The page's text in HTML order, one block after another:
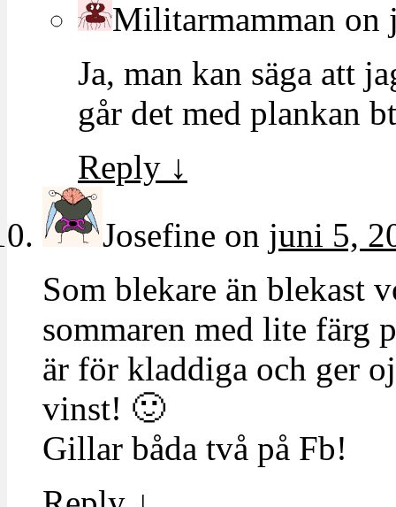
Militarmamman on
Ja, man kan säga att
går det med plankan
Reply ↓
Josefine on juni 5,
Som blekare än blekast
sommaren med lite färg
är för kladdiga och ger
vinst! 🙂
Gillar båda två på Fb!